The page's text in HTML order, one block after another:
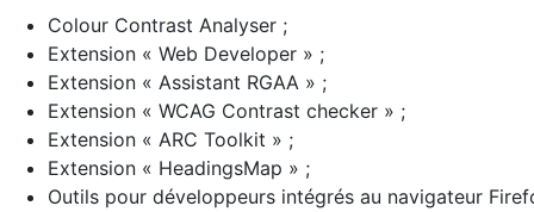
Colour Contrast Analyser ;
Extension « Web Developer » ;
Extension « Assistant RGAA » ;
Extension « WCAG Contrast checker » ;
Extension « ARC Toolkit » ;
Extension « HeadingsMap » ;
Outils pour développeurs intégrés au navigateur